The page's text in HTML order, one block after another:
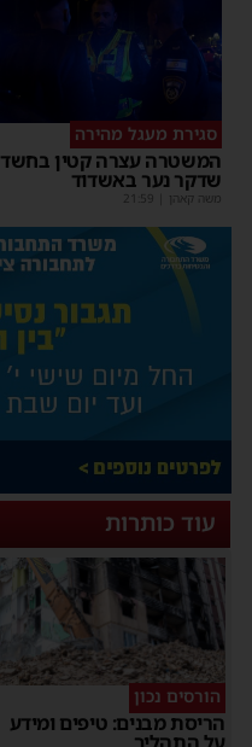
סגירת מעגל מהירה
המשטרה עצרה קטין בחשד
שדקר נער באשדוד
משה קאהן 21:59
עוד כותרות
הורסים נכון
הריסת מבנים: טיפים ומידע